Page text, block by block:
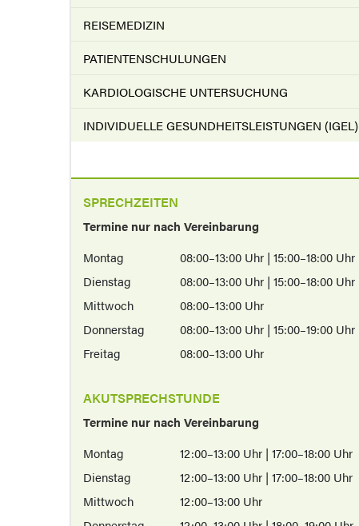
REISEMEDIZIN
PATIENTENSCHULUNGEN
KARDIOLOGISCHE UNTERSUCHUNG
INDIVIDUELLE GESUNDHEITSLEISTUNGEN (IGEL)
SPRECHZEITEN
Termine nur nach Vereinbarung
Montag
08:00–13:00 Uhr | 15:00–18:00 Uhr
Dienstag
08:00–13:00 Uhr | 15:00–18:00 Uhr
Mittwoch
08:00–13:00 Uhr
Donnerstag
08:00–13:00 Uhr | 15:00–19:00 Uhr
Freitag
08:00–13:00 Uhr
AKUTSPRECHSTUNDE
Termine nur nach Vereinbarung
Montag
12:00–13:00 Uhr | 17:00–18:00 Uhr
Dienstag
12:00–13:00 Uhr | 17:00–18:00 Uhr
Mittwoch
12:00–13:00 Uhr